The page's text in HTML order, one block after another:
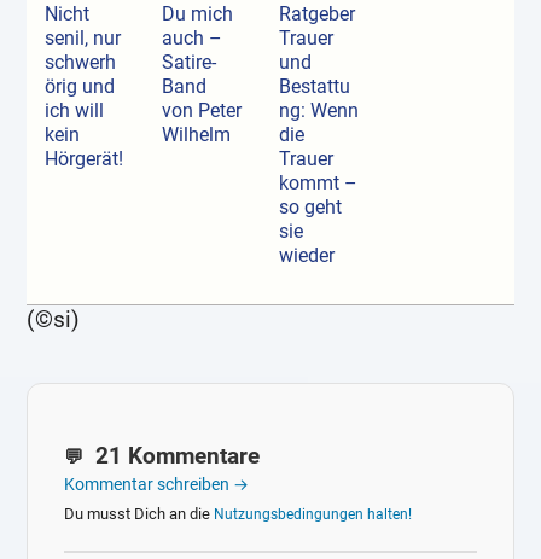
Nicht
senil, nur
schwerh
örig und
ich will
kein
Hörgerät!
Du mich
auch –
Satire-
Band
von Peter
Wilhelm
Ratgeber
Trauer
und
Bestattu
ng: Wenn
die
Trauer
kommt –
so geht
sie
wieder
(©si)
21 Kommentare
Kommentar schreiben →
Du musst Dich an die Nutzungsbedingungen halten!